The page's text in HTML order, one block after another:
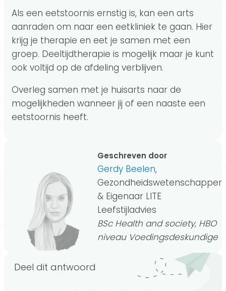
Als een eetstoornis ernstig is, kan een arts
aanraden om naar een eetkliniek te gaan. Hier
krijg je therapie en eet je samen met een
groep. Deeltijdtherapie is mogelijk maar je kunt
ook voltijd op de afdeling verblijven.
Overleg samen met je huisarts naar de
mogelijkheden wanneer jij of een naaste een
eetstoornis heeft.
Geschreven door
Gerdy Beelen,
Gezondheidswetenschapper
& Eigenaar LITE
Leefstijladvies
BSc Health and society, HBO
niveau Voedingsdeskundige
Deel dit antwoord